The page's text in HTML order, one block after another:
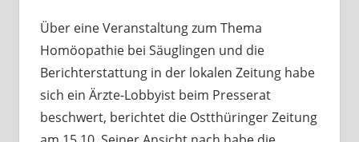
Über eine Veranstaltung zum Thema
Homöopathie bei Säuglingen und die
Berichterstattung in der lokalen Zeitung habe
sich ein Ärzte-Lobbyist beim Presserat
beschwert, berichtet die Ostthüringer Zeitung